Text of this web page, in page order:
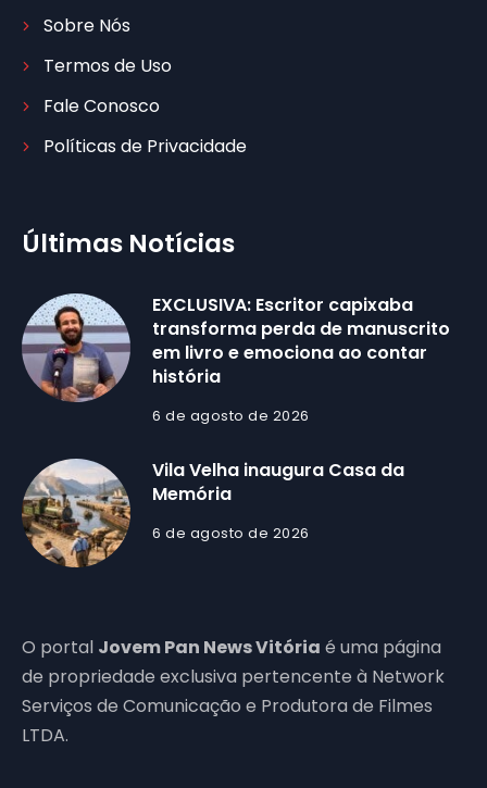
Sobre Nós
Termos de Uso
Fale Conosco
Políticas de Privacidade
Últimas Notícias
EXCLUSIVA: Escritor capixaba
transforma perda de manuscrito
em livro e emociona ao contar
história
6 de agosto de 2026
Vila Velha inaugura Casa da
Memória
6 de agosto de 2026
O portal Jovem Pan News Vitória é uma página
de propriedade exclusiva pertencente à Network
Serviços de Comunicação e Produtora de Filmes
LTDA.